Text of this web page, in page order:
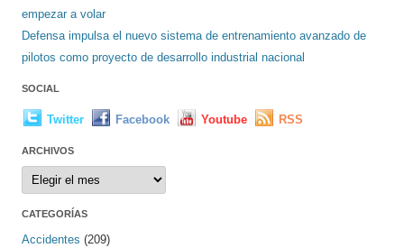
empezar a volar
Defensa impulsa el nuevo sistema de entrenamiento avanzado de
pilotos como proyecto de desarrollo industrial nacional
SOCIAL
Twitter Facebook Youtube RSS
ARCHIVOS
Archivos
CATEGORÍAS
Accidentes (209)